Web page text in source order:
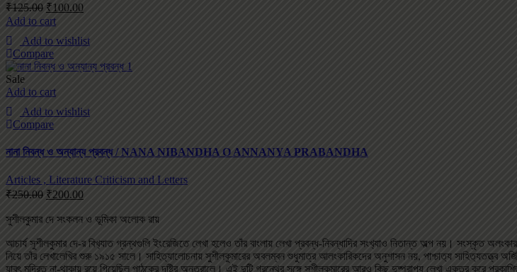
₹125.00 ₹100.00
Add to cart
Add to wishlist
Compare
Sale
Add to cart
Add to wishlist
Compare
নানা নিবন্ধ ও অন্যান্য প্রবন্ধ / NANA NIBANDHA O ANNANYA PRABANDHA
Articles , Literature Criticism and Letters
₹250.00 ₹200.00
সুশীলকুমার দে সংকলন ও ভূমিকা অলোক রায়
আচার্য সুশীলকুমার দে-র বিখ‌্যাত গ্রন্থগুলি ইংরেজিতে লেখা হলেও তাঁর বাংলায় লেখা প্রবন্ধ-নিবন্ধাদির সংখ‌্যাও নিতান্ত অল্প নয়। সংস্কৃত
নিয়ে তাঁর লেখালেখির শুরু ১৯১৫ সালে। সাহিত‌্যালোচনায় সুশীলকুমারের অবলম্বন শুধুমাত্র আলংকারিকদের অনুশাসন নয়, পাশ্চাত‌্য সাহিত‌্যতত্ত্ব
যাবৎ মুদ্রিত না-থাকায় রয়ে গিয়েছিল পাঠকের দৃষ্টির অন্তরালে। এই দুটি গ্রন্থের সঙ্গে সুশীলকুমারের আরও কিছু দুষ্প্রাপ‌্য লেখা একত্র করে